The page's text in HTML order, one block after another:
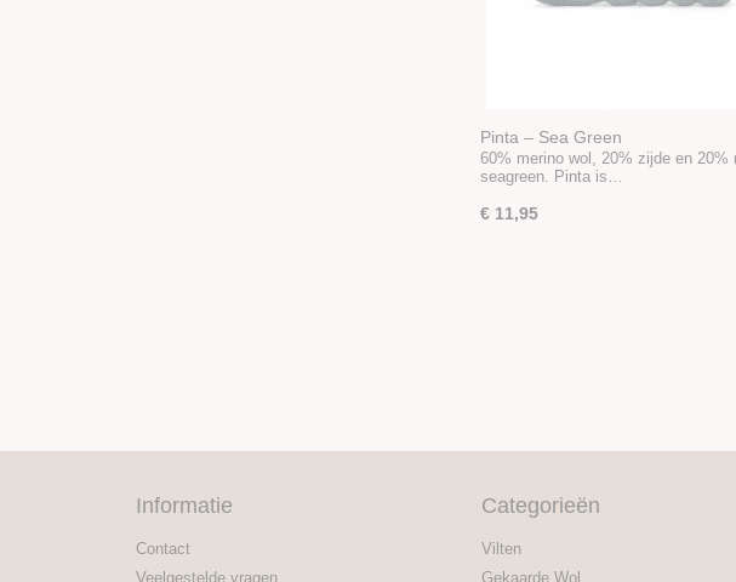
Pinta – Sea Green
60% merino wol, 20% zijde en 20%
seagreen. Pinta is…
€ 11,95
Informatie
Contact
Veelgestelde vragen
Categorieën
Vilten
Gekaarde Wol